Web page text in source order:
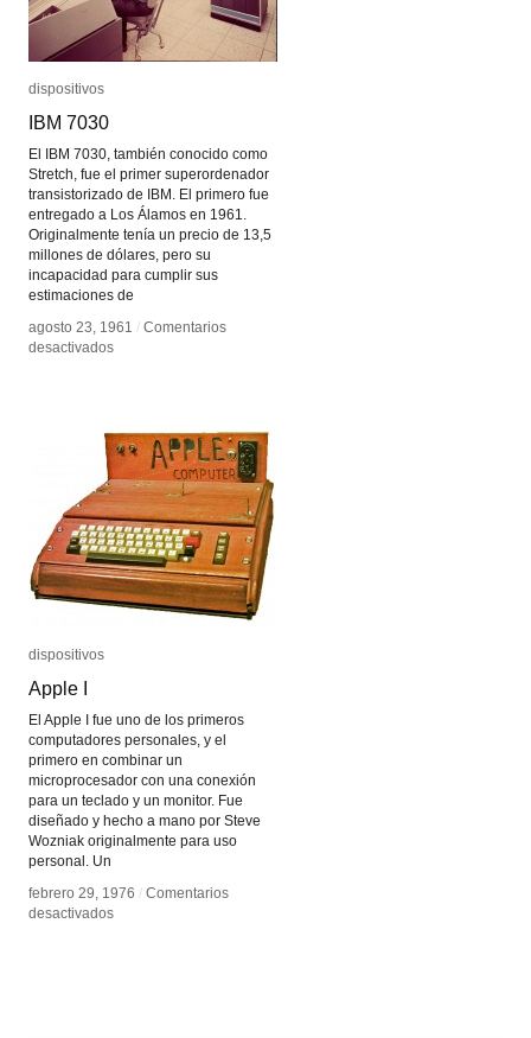
dispositivos
IBM 7030
El IBM 7030, también conocido como
Stretch, fue el primer superordenador
transistorizado de IBM. El primero fue
entregado a Los Álamos en 1961.
Originalmente tenía un precio de 13,5
millones de dólares, pero su
incapacidad para cumplir sus
estimaciones de
agosto 23, 1961 / Comentarios
desactivadosen
dispositivos
IBM 7030
agosto 23, 1961 / Comentarios
desactivadosen
dispositivos
Apple I
El Apple I fue uno de los primeros
computadores personales, y el
primero en combinar un
microprocesador con una conexión
para un teclado y un monitor. Fue
diseñado y hecho a mano por Steve
Wozniak originalmente para uso
personal. Un
febrero 29, 1976 / Comentarios
desactivadosen
dispositivos
Apple I
febrero 29, 1976 / Comentarios
desactivadosen